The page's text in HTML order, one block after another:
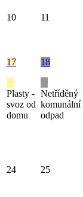
10 11
17
Plasty -
svoz od
domu
18
Netříděný
komunální
odpad
24 25